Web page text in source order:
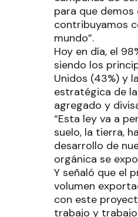
para que
contribuyamos
mundo”.
Hoy en día, el
siendo los
Unidos (43%) y
estratégica de
agregado y
“Esta ley va a
suelo, la tierra,
desarrollo de
orgánica se
Y señaló que el
volumen
con este
trabajo y trabajo